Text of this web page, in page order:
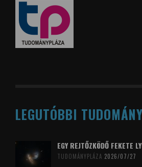
LEGUTÓBBI
EGY REJTŐZKÖDŐ FEKETE
TUDOMÁNYPLÁZA 2026/07/27